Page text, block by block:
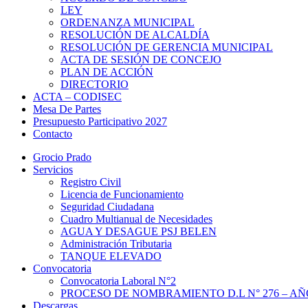
LEY
ORDENANZA MUNICIPAL
RESOLUCIÓN DE ALCALDÍA
RESOLUCIÓN DE GERENCIA MUNICIPAL
ACTA DE SESIÓN DE CONCEJO
PLAN DE ACCIÓN
DIRECTORIO
ACTA – CODISEC
Mesa De Partes
Presupuesto Participativo 2027
Contacto
Grocio Prado
Servicios
Registro Civil
Licencia de Funcionamiento
Seguridad Ciudadana
Cuadro Multianual de Necesidades
AGUA Y DESAGUE PSJ BELEN
Administración Tributaria
TANQUE ELEVADO
Convocatoria
Convocatoria Laboral N°2
PROCESO DE NOMBRAMIENTO D.L N° 276 –
Descargas